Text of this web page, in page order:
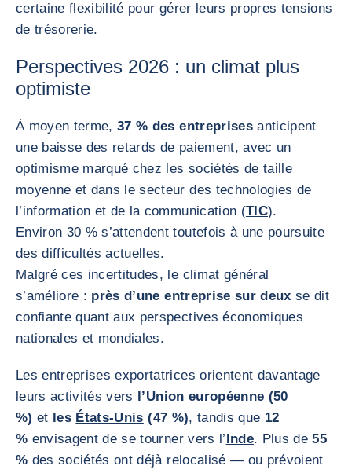
certaine flexibilité pour gérer leurs propres tensions
de trésorerie.
Perspectives 2026 : un climat plus
optimiste
À moyen terme,37 % des entreprisesanticipent
une baisse des retards de paiement, avec un
optimisme marqué chez les sociétés de taille
moyenne et dans le secteur des technologies de
l’information et de la communication (TIC).
Environ 30 % s’attendent toutefois à une poursuite
des difficultés actuelles.
Malgré ces incertitudes, le climat général
s’améliore : près d’une entreprise sur deux se dit
confiante quant aux perspectives économiques
nationales et mondiales.
Les entreprises exportatrices orientent davantage
leurs activités vers l’Union européenne (50
%) et les États-Unis (47 %), tandis que 12
% envisagent de se tourner vers l’Inde. Plus de55
% des sociétés ont déjà relocalisé — ou prévoient